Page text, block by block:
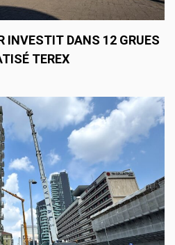
INVESTIT DANS 12 GRUES
TEREX